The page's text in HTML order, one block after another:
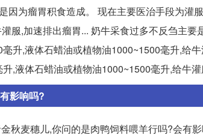
因为瘤胃积食造成。 现在主要医治手段为灌
服,加速排出瘤胃... 奶牛采食过多不反刍主
升,液体石蜡油或植物油1000~1500毫升,给
,液体石蜡油或植物油1000~1500毫升,给牛灌
影响吗?
秋麦穗儿,你问的是肉鸭饲料喂羊行吗?会有